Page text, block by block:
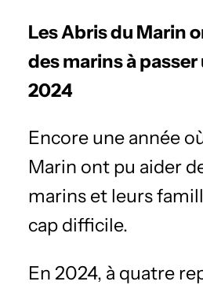
Les Abris du Marin
des marins à passer
2024
Encore une année
Marin ont pu aider
marins et leurs
cap difficile.
En 2024, à quatre